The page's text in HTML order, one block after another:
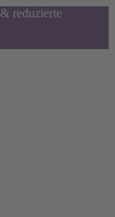
reduzierte